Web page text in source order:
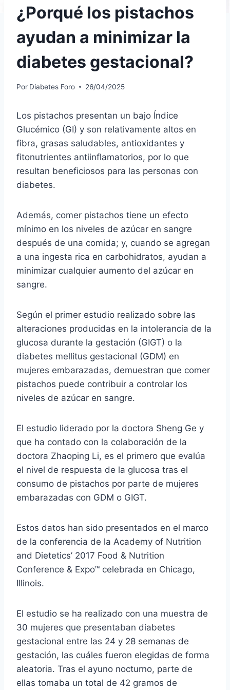
¿Porqué los pistachos
ayudan a minimizar la
diabetes gestacional?
Por Diabetes Foro 26/04/2025
Los pistachos presentan un bajo Índice
Glucémico (GI) y son relativamente altos en
fibra, grasas saludables, antioxidantes y
fitonutrientes antiinflamatorios, por lo que
resultan beneficiosos para las personas con
diabetes.
Además, comer pistachos tiene un efecto
mínimo en los niveles de azúcar en sangre
después de una comida; y, cuando se agregan
a una ingesta rica en carbohidratos, ayudan a
minimizar cualquier aumento del azúcar en
sangre.
Según el primer estudio realizado sobre las
alteraciones producidas en la intolerancia de la
glucosa durante la gestación (GIGT) o la
diabetes mellitus gestacional (GDM) en
mujeres embarazadas, demuestran que comer
pistachos puede contribuir a controlar los
niveles de azúcar en sangre.
El estudio liderado por la doctora Sheng Ge y
que ha contado con la colaboración de la
doctora Zhaoping Li, es el primero que evalúa
el nivel de respuesta de la glucosa tras el
consumo de pistachos por parte de mujeres
embarazadas con GDM o GIGT.
Estos datos han sido presentados en el marco
de la conferencia de la Academy of Nutrition
and Dietetics’ 2017 Food & Nutrition
Conference & Expo™ celebrada en Chicago,
Illinois.
El estudio se ha realizado con una muestra de
30 mujeres que presentaban diabetes
gestacional entre las 24 y 28 semanas de
gestación, las cuáles fueron elegidas de forma
aleatoria. Tras el ayuno nocturno, parte de
ellas tomaba un total de 42 gramos de